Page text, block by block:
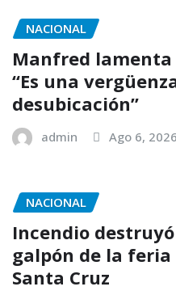
NACIONAL
Manfred lamenta
“Es una
desubicación”
admin Ago 6, 2026
NACIONAL
Incendio
galpón de la
Santa Cruz